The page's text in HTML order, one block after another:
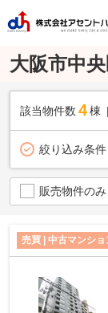
大阪市中
該当物件数 4棟
絞り込み条件
販売物件のみ
売買 | 中古マンショ